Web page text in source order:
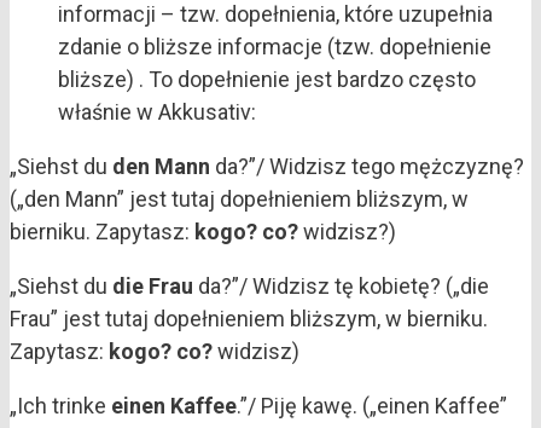
informacji – tzw. dopełnienia, które uzupełnia
zdanie o bliższe informacje (tzw. dopełnienie
bliższe) . To dopełnienie jest bardzo często
właśnie w Akkusativ:
„Siehst du den Mann da?”/ Widzisz tego mężczyznę?
(„den Mann” jest tutaj dopełnieniem bliższym, w
bierniku. Zapytasz: kogo? co?widzisz?)
„Siehst du die Frau da?”/ Widzisz tę kobietę? („die
Frau” jest tutaj dopełnieniem bliższym, w bierniku.
Zapytasz: kogo? co?widzisz)
„Ich trinke einen Kaffee.”/ Piję kawę. („einen Kaffee”